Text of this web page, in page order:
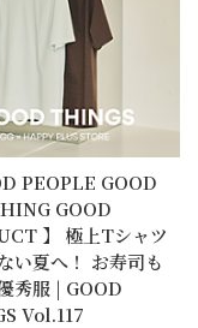
PEOPLE GOOD
GOOD
】 極上Tシャツ
い夏へ！ お寿司も
秀服 | GOOD
Vol.117